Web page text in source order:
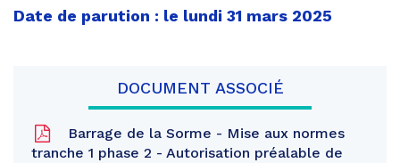
Date de parution : le lundi 31 mars 2025
DOCUMENT ASSOCIÉ
Barrage de la Sorme - Mise aux normes
tranche 1 phase 2 - Autorisation préalable de